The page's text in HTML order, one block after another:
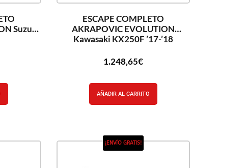
Suzuki
ESCAPE COMPLETO
AKRAPOVIC EVOLUTION
Kawasaki KX250F ’17-’18
1.248,65€
AÑADIR AL CARRITO
¡ENVÍO GRATIS!